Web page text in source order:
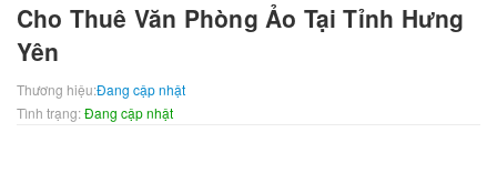
Cho Thuê Văn Phòng Ảo Tại Tỉnh Hưng
Yên
Thương hiệu:Đang cập nhật
Tình trạng:Đang cập nhật